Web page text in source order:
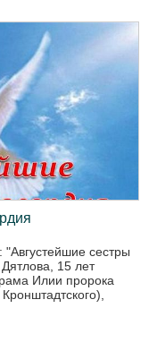
сестры
15 лет
Илии пророка